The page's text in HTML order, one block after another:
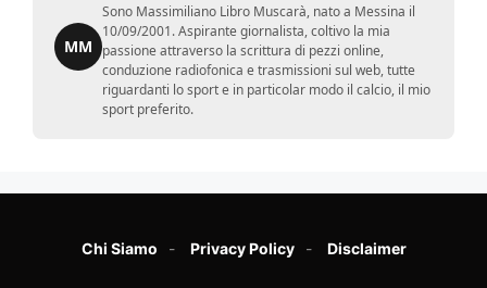
MM
Sono Massimiliano Libro Muscarà, nato a Messina il
10/09/2001. Aspirante giornalista, coltivo la mia
passione attraverso la scrittura di pezzi online,
conduzione radiofonica e trasmissioni sul web, tutte
riguardanti lo sport e in particolar modo il calcio, il mio
sport preferito.
Chi Siamo Privacy Policy Disclaimer